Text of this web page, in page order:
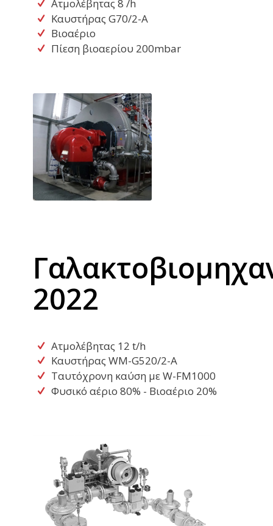
Ατμολέβητας 8 /h
Καυστήρας G70/2-A
Βιοαέριο
Πίεση βιοαερίου 200mbar
2022
Ατμολέβητας 12 t/h
Καυστήρας WM-G520/2-A
Ταυτόχρονη καύση με W-FM1000
Φυσικό αέριο 80% - Βιοαέριο 20%